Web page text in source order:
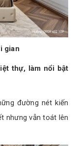
gian
thự, làm nổi bật
đường nét kiến
nhưng vẫn toát lên